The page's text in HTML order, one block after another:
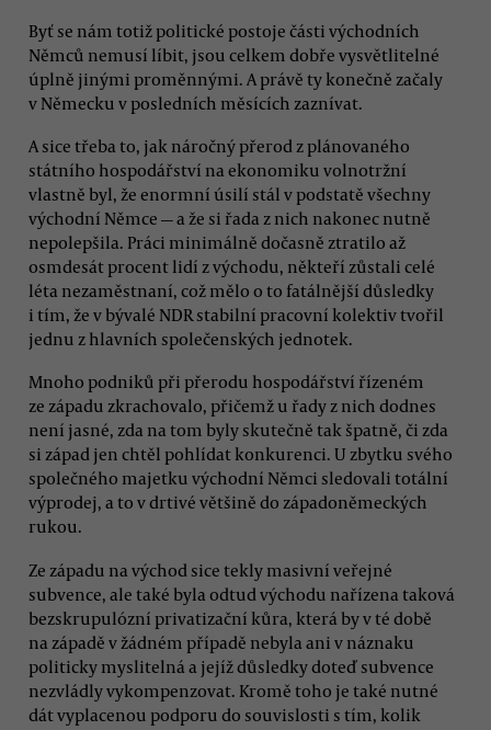
Byť se nám totiž politické postoje části východních
Němců nemusí líbit, jsou celkem dobře vysvětlitelné
úplně jinými proměnnými. A právě ty konečně začaly
v Německu v posledních měsících zaznívat.
A sice třeba to, jak náročný přerod z plánovaného
státního hospodářství na ekonomiku volnotržní
vlastně byl, že enormní úsilí stál v podstatě všechny
východní Němce — a že si řada z nich nakonec nutně
nepolepšila. Práci minimálně dočasně ztratilo až
osmdesát procent lidí z východu, někteří zůstali celé
léta nezaměstnaní, což mělo o to fatálnější důsledky
i tím, že v bývalé NDR stabilní pracovní kolektiv tvořil
jednu z hlavních společenských jednotek.
Mnoho podniků při přerodu hospodářství řízeném
ze západu zkrachovalo, přičemž u řady z nich dodnes
není jasné, zda na tom byly skutečně tak špatně, či zda
si západ jen chtěl pohlídat konkurenci. U zbytku svého
společného majetku východní Němci sledovali totální
výprodej, a to v drtivé většině do západoněmeckých
rukou.
Ze západu na východ sice tekly masivní veřejné
subvence, ale také byla odtud východu nařízena taková
bezskrupulózní privatizační kůra, která by v té době
na západě v žádném případě nebyla ani v náznaku
politicky myslitelná a jejíž důsledky doteď subvence
nezvládly vykompenzovat. Kromě toho je také nutné
dát vyplacenou podporu do souvislosti s tím, kolik